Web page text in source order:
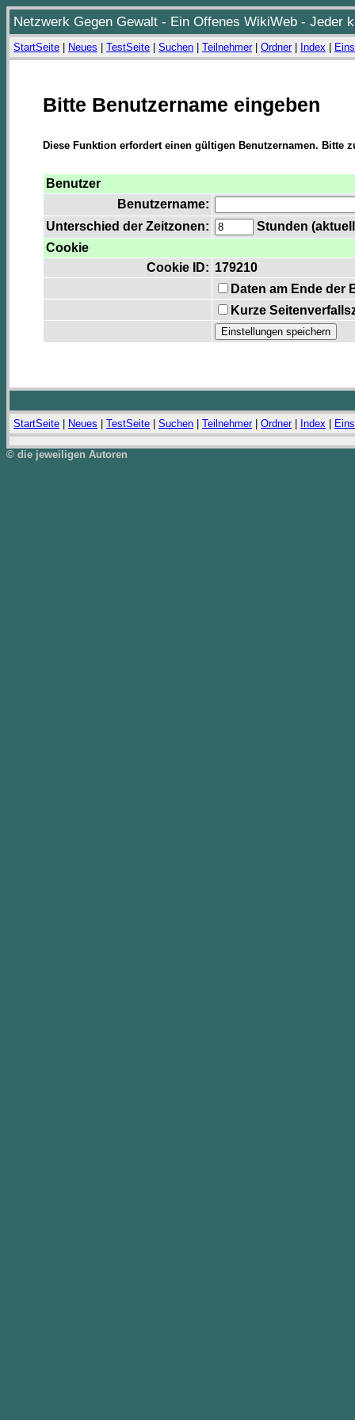
Netzwerk Gegen Gewalt - Ein Offenes WikiWeb - Jeder
StartSeite Neues TestSeite Suchen Teilnehmer| Ordner| Index
Bitte Benutzername eingeben
Diese Funktion erfordert einen gültigen Benutzernamen. Bitte
Benutzer
Benutzername:
Unterschied der Zeitzonen:
Stunden
Cookie
Cookie ID: 179210
Daten am Ende der
Kurze
StartSeite Neues TestSeite Suchen Teilnehmer| Ordner| Index
© die jeweiligen Autoren